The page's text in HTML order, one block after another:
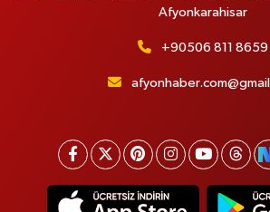
Afyonkarahisar
+90506 811 8659